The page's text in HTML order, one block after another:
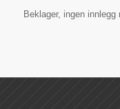
Beklager, ingen